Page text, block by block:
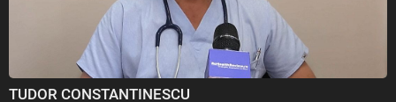
TUDOR CONSTANTINESCU